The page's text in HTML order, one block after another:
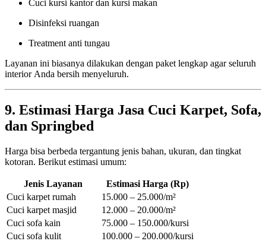
Cuci kursi kantor dan kursi makan
Disinfeksi ruangan
Treatment anti tungau
Layanan ini biasanya dilakukan dengan paket lengkap agar seluruh
interior Anda bersih menyeluruh.
9. Estimasi Harga Jasa Cuci Karpet, Sofa,
dan Springbed
Harga bisa berbeda tergantung jenis bahan, ukuran, dan tingkat
kotoran. Berikut estimasi umum:
Jenis Layanan
Estimasi Harga (Rp)
Cuci karpet rumah
15.000 – 25.000/m²
Cuci karpet masjid
12.000 – 20.000/m²
Cuci sofa kain
75.000 – 150.000/kursi
Cuci sofa kulit
100.000 – 200.000/kursi